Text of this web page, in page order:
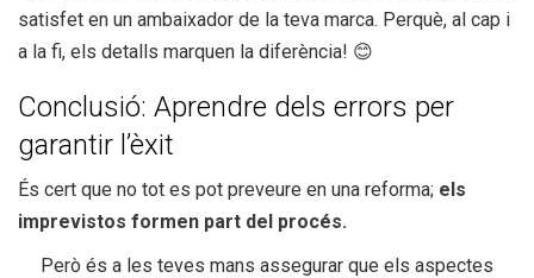
satisfet en un ambaixador de la teva marca. Perquè, al cap i
a la fi, els detalls marquen la diferència! 😊
Conclusió: Aprendre dels errors per
garantir l’èxit
És cert que no tot es pot preveure en una reforma; els
imprevistos formen part del procés.
Però és a les teves mans assegurar que els aspectes